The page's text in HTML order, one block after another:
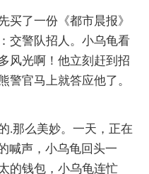
了一份《都市晨报》
交警队招人。小乌龟看
风光啊！他立刻赶到招
警官马上就答应他了。
么美妙。一天，正在
喊声，小乌龟回头一
的钱包，小乌龟连忙